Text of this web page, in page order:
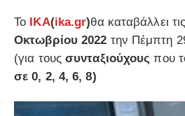
Το ΙΚΑ(ika.gr)θα καταβάλλει
Οκτωβρίου 2022 την Πέμπτη
(για τους συνταξιούχους που
σε 0, 2, 4, 6, 8)